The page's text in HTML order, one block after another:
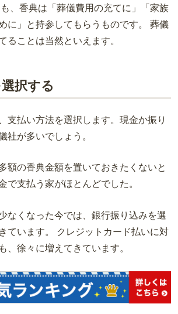
、香典は「葬儀費用の充てに」「家族
に」と持参してもらうものです。 葬儀
ることは当然といえます。
択する
支払い方法を選択します。現金か振り
社が多いでしょう。
額の香典金額を置いておきたくないと
で支払う家がほとんどでした。
なくなった今では、銀行振り込みを選
ています。 クレジットカード払いに対
、徐々に増えてきています。